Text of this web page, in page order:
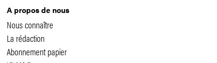
A propos de nous
Nous connaître
La rédaction
Abonnement papier